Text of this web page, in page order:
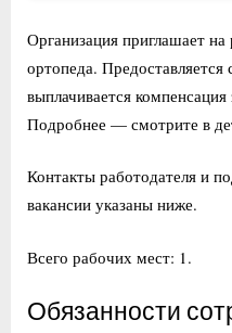
Организация приглашает
ортопеда.
выплачивается
Подробнее — смотрите в
Контакты работодателя и
вакансии указаны ниже.
Всего рабочих мест: 1.
Обязанности